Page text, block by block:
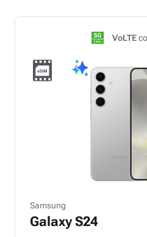
VoLTE
Samsung
Galaxy S24